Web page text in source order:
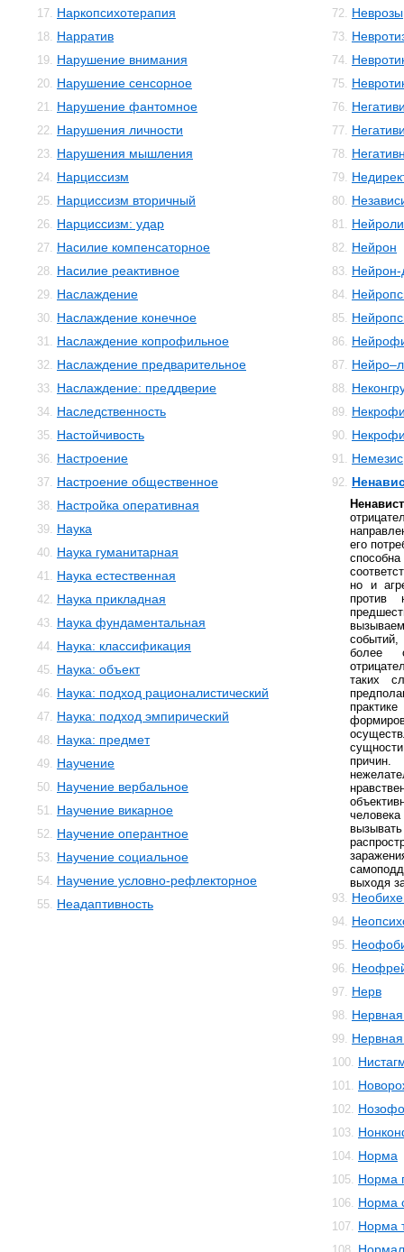
17. Наркопсихотерапия
18. Нарратив
19. Нарушение внимания
20. Нарушение сенсорное
21. Нарушение фантомное
22. Нарушения личности
23. Нарушения мышления
24. Нарциссизм
25. Нарциссизм вторичный
26. Нарциссизм: удар
27. Насилие компенсаторное
28. Насилие реактивное
29. Наслаждение
30. Наслаждение конечное
31. Наслаждение копрофильное
32. Наслаждение предварительное
33. Наслаждение: преддверие
34. Наследственность
35. Настойчивость
36. Настроение
37. Настроение общественное
38. Настройка оперативная
39. Наука
40. Наука гуманитарная
41. Наука естественная
42. Наука прикладная
43. Наука фундаментальная
44. Наука: классификация
45. Наука: объект
46. Наука: подход рационалистический
47. Наука: подход эмпирический
48. Наука: предмет
49. Научение
50. Научение вербальное
51. Научение викарное
52. Научение оперантное
53. Научение социальное
54. Научение условно-рефлекторное
55. Неадаптивность
72. Неврозы
73.
74.
75.
76.
77.
78.
79.
80.
81.
82. Нейрон
83. Нейрон-
84.
85.
86.
87.
88.
89.
90.
91. Немезис
92.
его
но и
против
более
таких
выходя
93.
94.
95.
96.
97. Нерв
98.
99.
100.
101.
102.
103.
104. Норма
105. Норма
106. Норма
107. Норма